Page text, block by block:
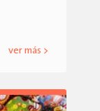
ver más >